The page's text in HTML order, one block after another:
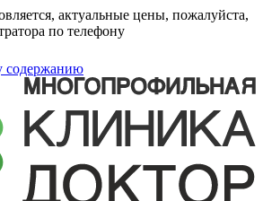
актуальные цены, пожалуйста,
по телефону
содержанию